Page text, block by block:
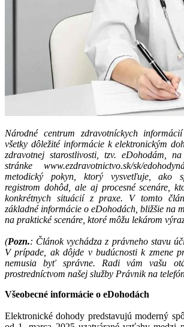
Národné centrum zdravotníckych
všetky dôležité informácie k elektronickým
zdravotnej starostlivosti, tzv. eDohodám,
stránke www.ezdravotnictvo.sk/sk/
metodický pokyn, ktorý vysvetľuje, ako
registrom dohôd, ale aj procesné scenáre,
konkrétnych situácií z praxe. V tomto
základné informácie o eDohodách, bližšie na
na praktické scenáre, ktoré môžu lekárom
(Pozn.: Článok vychádza z právneho stavu
V prípade, ak dôjde v budúcnosti k zmene
nemusia byť správne. Radi vám vašu
prostredníctvom našej služby Právnik na
Všeobecné informácie o eDohodách
Elektronické dohody predstavujú moderný